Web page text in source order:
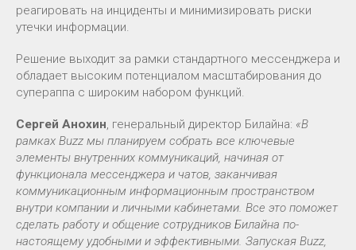
реагировать на инциденты и минимизировать риски
утечки информации.
Решение выходит за рамки стандартного мессенджера и
обладает высоким потенциалом масштабирования до
супераппа с широким набором функций.
Сергей Анохин, генеральный директор Билайна: «В
рамках Buzz мы планируем собрать все ключевые
элементы внутренних коммуникаций, начиная от
функционала мессенджера и чатов, заканчивая
коммуникационным информационным пространством
внутри компании и личными кабинетами. Все это поможет
сделать работу и общение сотрудников Билайна по-
настоящему удобными и эффективными. Запуская Buzz,